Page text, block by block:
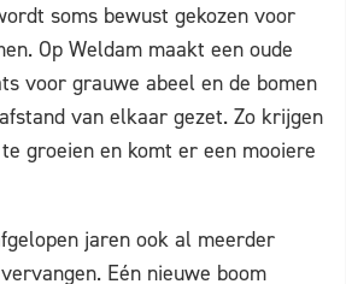
soms bewust gekozen voor
Op Weldam maakt een oude
voor grauwe abeel en de bomen
van elkaar gezet. Zo krijgen
groeien en komt er een mooiere
jaren ook al meerder
Eén nieuwe boom